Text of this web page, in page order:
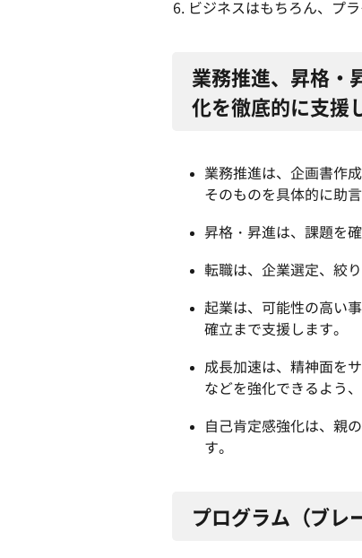
ビジネスはもちろん、プ
業務推進、昇格・
化を徹底的に支援
業務推進は、企画書作
そのものを具体的に助言
昇格・昇進は、課題を
転職は、企業選定、絞
起業は、可能性の高い
確立まで支援します。
成長加速は、精神面を
などを強化できるよう
自己肯定感強化は、親
す。
プログラム（ブレ